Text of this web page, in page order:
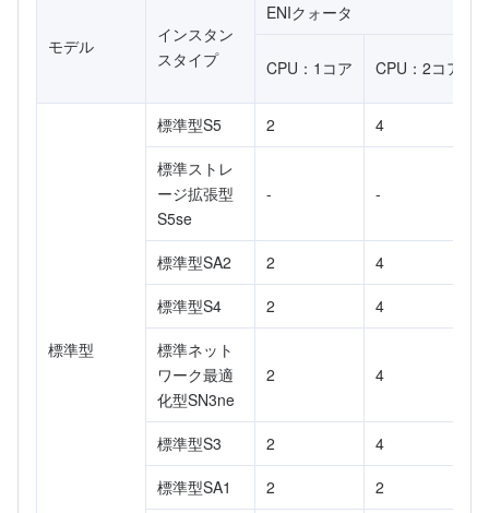
Business Intelligence
Tencent HY 3D Global
LLM Service TokenHub
TDMQ for RabbitMQ
TDMQ for MQTT
TDMQ for CMQ
Cloud Message Queue
Tencent Push Notification Service
Chat
Low-code Interactive Classroom
Real-time Teleoperation
Game Multimedia Engine
Cloud Contact Center
ビデオサービス
StreamPackage
Cloud Streaming Services
Video on Demand
Media Processing Service
Cloud Application Rendering
Cloud Virtual Desktop
Mobile Live Video Broadcasting
User Generated Short Video SDK
Tencent Effect SDK
Tencent Interactive Whiteboard
Tencent HealthCare Omics Platform
Digital and Intelligent Medical Imaging Platform
Intelligent Guidance
クラウドリソース管理
モデル
インスタン
スタイプ
ENIクォータ
CPU：1コア CPU：2コア
標準型
標準型S5 2 4
標準ストレ
ージ拡張型
S5se
- -
標準型SA2 2 4
標準型S4
2 4
標準ネット
ワーク最適
化型SN3ne
2 4
標準型S3 2 4
標準型SA1
2 2